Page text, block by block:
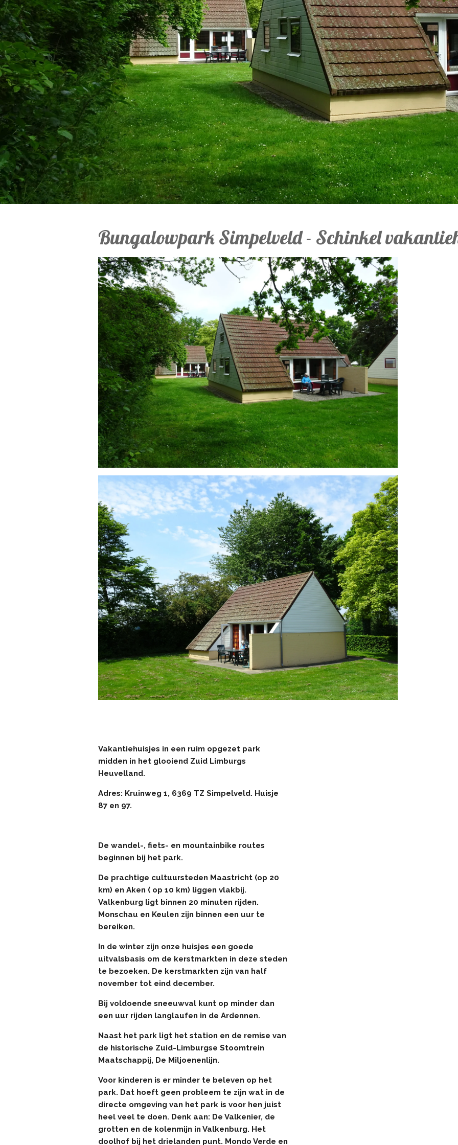
Bungalowpark Simpelveld - Schinkel
Vakantiehuisjes in een ruim opgezet park
midden in het glooiend Zuid Limburgs
Heuvelland.
Adres: Kruinweg 1, 6369 TZ Simpelveld. Huisje
87 en 97.
De wandel-, fiets- en mountainbike routes
beginnen bij het park.
De prachtige cultuursteden Maastricht (op 20
km) en Aken ( op 10 km) liggen vlakbij.
Valkenburg ligt binnen 20 minuten rijden.
Monschau en Keulen zijn binnen een uur te
bereiken.
In de winter zijn onze huisjes een goede
uitvalsbasis om de kerstmarkten in deze steden
te bezoeken. De kerstmarkten zijn van half
november tot eind december.
Bij voldoende sneeuwval kunt op minder dan
een uur rijden langlaufen in de Ardennen.
Naast het park ligt het station en de remise van
de historische Zuid-Limburgse Stoomtrein
Maatschappij, De Miljoenenlijn.
Voor kinderen is er minder te beleven op het
park. Dat hoeft geen probleem te zijn wat in de
directe omgeving van het park is voor hen juist
heel veel te doen. Denk aan: De Valkenier, de
grotten en de kolenmijn in Valkenburg. Het
doolhof bij het drielanden punt. Mondo Verde en